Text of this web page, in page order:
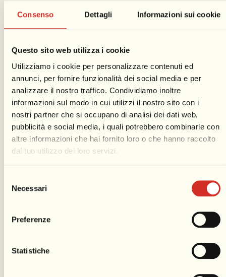
Consenso Dettagli Informazioni sui cookie
Questo sito web utilizza i cookie
Utilizziamo i cookie per personalizzare contenuti ed
annunci, per fornire funzionalità dei social media e per
analizzare il nostro traffico. Condividiamo inoltre
informazioni sul modo in cui utilizzi il nostro sito con i
nostri partner che si occupano di analisi dei dati web,
pubblicità e social media, i quali potrebbero combinarle con
altre informazioni che hai fornito loro o che hanno raccolto
dal tuo utilizzo dei loro servizi.
delNecessari
Preferenze
Statistiche
Spettacoli
pirotecnici
Straordinari spettacoli pirotecnici
arricchiscono il programma del
Carnevale di Viareggio, solitamente al
termine del primo e dell’ultimo Carro
Mascherato dell’edizione. Simbolo
un vero e proprio spettacolo, atteso con
Teatro dell’esibizione pirotecnica è